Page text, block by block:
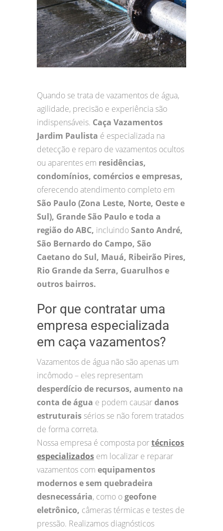
Quando se trata de vazamentos de água,
agilidade, precisão e experiência são
indispensáveis. Caça Vazamentos
Jardim Paulista é especializada na
detecção e reparo de vazamentos ocultos
ou aparentes em residências,
condomínios, comércios e empresas,
oferecendo atendimento completo em
São Paulo (Zona Leste, Norte, Oeste e
Sul), Grande São Paulo e toda a
região do ABC, incluindoSanto André,
São Bernardo do Campo, São
Caetano do Sul, Mauá, Ribeirão Pires,
Rio Grande da Serra, Guarulhos e
outros bairros.
Por que contratar uma
empresa especializada
em caça vazamentos?
Vazamentos de água não são apenas um
incômodo – eles representam
desperdício de recursos, aumento na
conta de água e podem causardanos
estruturais sérios se não forem tratados
de forma correta.
Nossa empresa é composta portécnicos
especializados em localizar e reparar
vazamentos com equipamentos
modernos e sem quebradeira
desnecessária, como ogeofone
eletrônico, câmeras térmicas e testes de
pressão. Realizamos diagnósticos